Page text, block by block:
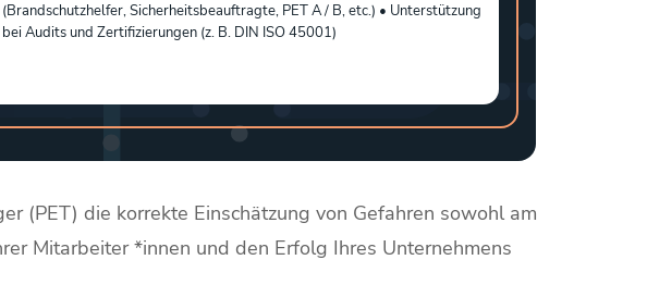
(Brandschutzhelfer, Sicherheitsbeauftragte, PET A / B, etc.) • Unterstützung
bei Audits und Zertifizierungen (z. B. DIN ISO 45001)
(PET) die korrekte Einschätzung von Gefahren sowohl am
Mitarbeiter *innen und den Erfolg Ihres Unternehmens